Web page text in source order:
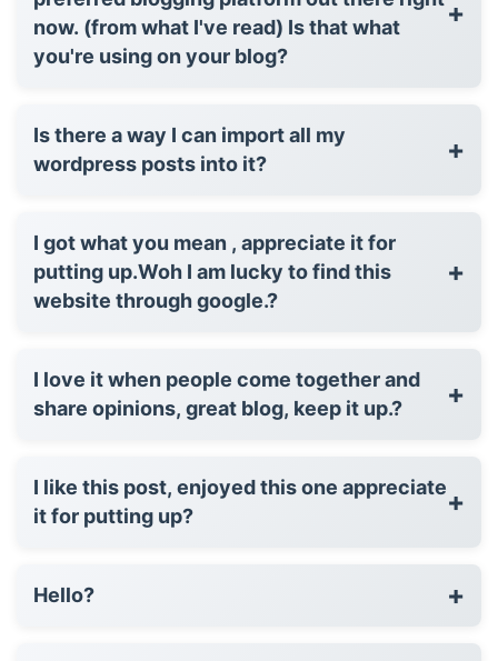
now. (from what I've read) Is that what
you're using on your blog?
+
Is there a way I can import all my
wordpress posts into it?
+
I got what you mean , appreciate it for
putting up.Woh I am lucky to find this
website through google.?
+
I love it when people come together and
share opinions, great blog, keep it up.?
+
I like this post, enjoyed this one appreciate
it for putting up?
+
Hello? +